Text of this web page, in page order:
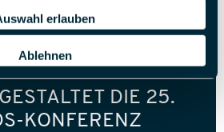
erlauben
Ablehnen
DIE 25.
KONFERENZ